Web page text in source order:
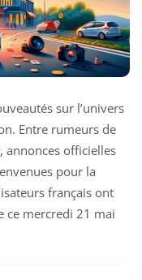
sur l’univers
Entre rumeurs de
, annonces officielles
pour la
français ont
ce mercredi 21 mai